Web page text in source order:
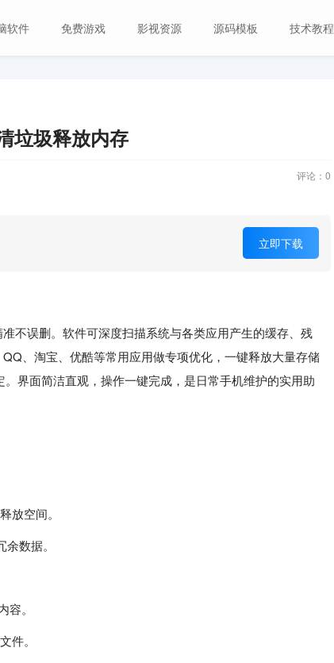
软件 免费游戏 影视资源 源码模板 技术教程
垃圾释放内存
评论： 0
立即下载
不误删。软件可深度扫描系统与各类应用产生的缓存、残
、QQ、淘宝、优酷等常用应用做专项优化，一键释放大量存储
界面简洁直观，操作一键完成，是日常手机维护的实用助
放空间。
数据。
。
件。